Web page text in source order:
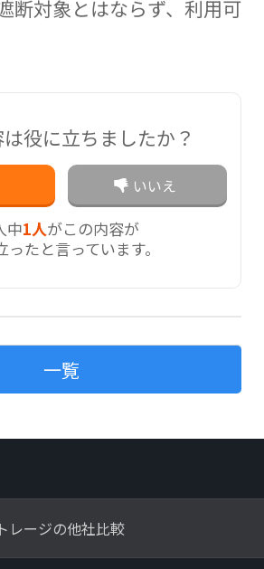
断対象とはならず、利用可
役に立ちましたか？
いいえ
中1人がこの内容が
ったと言っています。
一覧
レージの他社比較